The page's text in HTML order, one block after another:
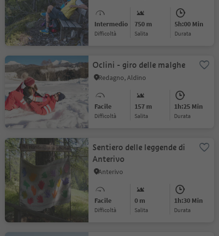
Intermedio
Difficoltà
750 m
Salita
5h:00 Min
durata
Oclini - giro delle malghe
Redagno, Aldino
Facile
Difficoltà
157 m
Salita
1h:25 Min
durata
Sentiero delle leggende di
Anterivo
Anterivo
Facile
Difficoltà
0 m
Salita
1h:30 Min
durata